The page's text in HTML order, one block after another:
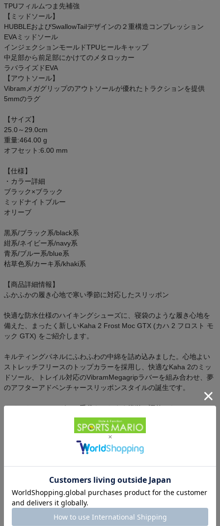
TPUフィルムつま先補強
【ミッドソール】
HUBBLEおよびSwallowTailデザインの２重構造コンプレッション
EVAミッドソール
インジェクションモールドTPUヒールキャップ
中足部から前足部にかけてのメタロッカー
ラバライズドEVA
【アウトソール】
Vibramメガグリップのアウトソールが優れたトラクションを提供
5mmのラグ
【サイズ】
25.0～29.0cm
重量:464.00 g
オフセット:6.00 mm
【仕様】
・カラー詳細
ブラック×ブラック
ミッドナイトブルー
オリーブ
黒系/ブラック系/black系
紺系/ネイビー系/navy系
青系/ブルー系/blue系
枯草色系/カーキ系/khaki系
【商品詳細情報】
ふかふかの履き心地で寒い季節に対応したスリッポン
快適な防水仕様のハイキングシューズに、寝袋のような履き心地を
備えた、まったく新しいKaha 2 Frost Moc GTX (カハ 2 フロスト モ
ック GTX) をご紹介します。
キルティングパネルにふわふわの中綿を詰め込みました。心地よい
ストレッチフリースのトップカラーを採用し、快適なKaha 2のミッ
ドソール、トレイル対応のVibramMegagripラバーを組み合わせ、夢
のアフターアドベンチャースリッポンスタイルの誕生です。
クイックレーストグルは手袋をしたまま簡単に調整でき、GORE-
TEXメンブレンと撥水加工が足をドライで快適にに保ちます。
【在庫状況】
他店舗でも在庫を共有し販売しております為、
極稀に複数店舗でご注文が集中した場合、ご注文完了後でもご用意
が出来ない場合がございます。